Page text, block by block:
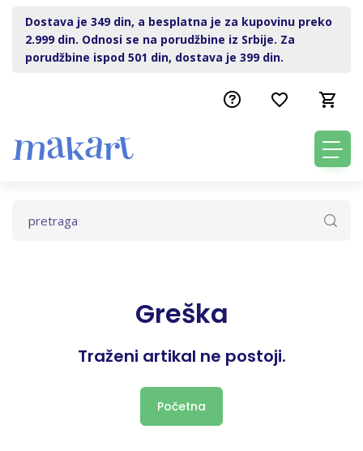
Dostava je 349 din, a besplatna je za kupovinu preko
2.999 din. Odnosi se na porudžbine iz Srbije. Za
porudžbine ispod 501 din, dostava je 399 din.
Greška
Traženi artikal ne postoji.
Početna